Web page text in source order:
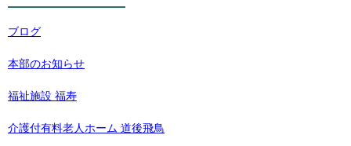
ブログ
本部のお知らせ
福祉施設 福寿
介護付有料老人ホーム 道後飛鳥